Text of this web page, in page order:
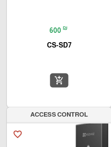
600 ₪
CS-SD7
add_shopping_cart
ACCESS CONTROL
favorite_border